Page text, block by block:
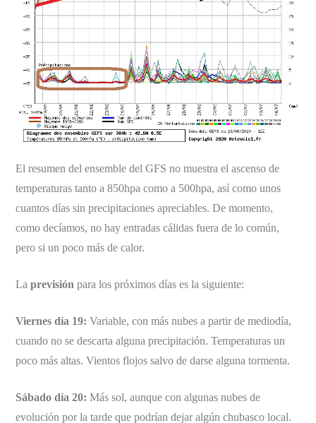
El resumen del ensemble del GFS no muestra el ascenso de
temperaturas tanto a 850hpa como a 500hpa, así como unos
cuantos días sin precipitaciones apreciables. De momento,
como decíamos, no hay entradas cálidas fuera de lo común,
pero si un poco más de calor.
Laprevisión para los próximos días es la siguiente:
Viernes día 19: Variable, con más nubes a partir de mediodía,
cuando no se descarta alguna precipitación. Temperaturas un
poco más altas. Vientos flojos salvo de darse alguna tormenta.
Sábado día 20: Más sol, aunque con algunas nubes de
evolución por la tarde que podrían dejar algún chubasco local.